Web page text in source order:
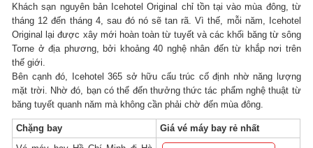
Khách sạn nguyên bản Icehotel Original chỉ tồn tại vào mùa đông, từ
tháng 12 đến tháng 4, sau đó nó sẽ tan rã. Vì thế, mỗi năm, Icehotel
Original lại được xây mới hoàn toàn từ tuyết và các khối băng từ sông
Torne ở địa phương, bởi khoảng 40 nghệ nhân đến từ khắp nơi trên
thế giới.
Bên cạnh đó, Icehotel 365 sở hữu cấu trúc cố định nhờ năng lượng
mặt trời. Nhờ đó, bạn có thể đến thưởng thức tác phẩm nghệ thuật từ
băng tuyết quanh năm mà không cần phải chờ đến mùa đông.
Chặng bay
Giá vé máy bay rẻ nhất